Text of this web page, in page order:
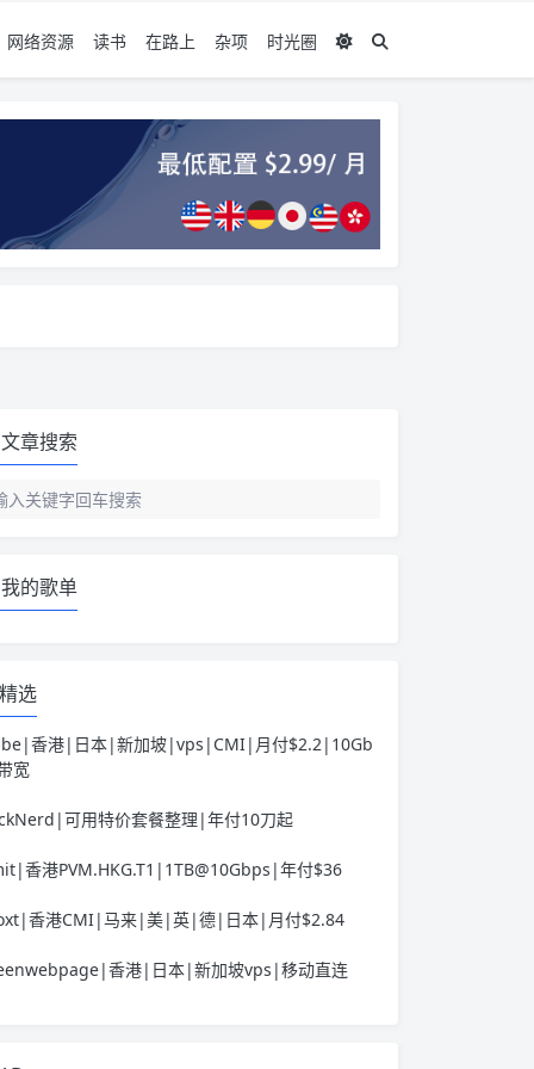
网络资源 读书 在路上 杂项 时光圈
文章搜索
我的歌单
精选
香港|日本|新加坡|vps|CMI|月付$2.2|10Gb
宽
可用特价套餐整理|年付10刀起
香港PVM.HKG.T1|1TB@10Gbps|年付$36
香港CMI|马来|美|英|德|日本|月付$2.84
香港|日本|新加坡vps|移动直连